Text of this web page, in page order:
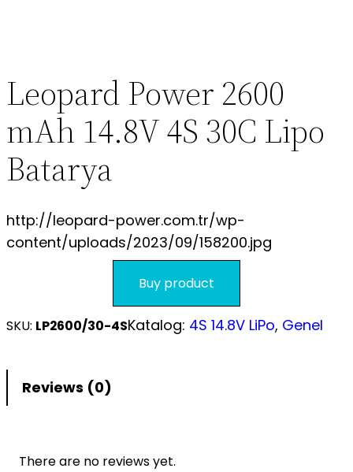
Leopard Power 2600
mAh 14.8V 4S 30C Lipo
Batarya
http://leopard-power.com.tr/wp-
content/uploads/2023/09/158200.jpg
Buy product
SKU: LP2600/30-4SKatalog: 4S 14.8V LiPo, Genel
Reviews (0)
There are no reviews yet.